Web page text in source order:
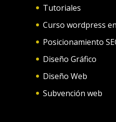
Tutoriales
Curso wordpress
Posicionamiento
Diseño Gráfico
Diseño Web
Subvención web